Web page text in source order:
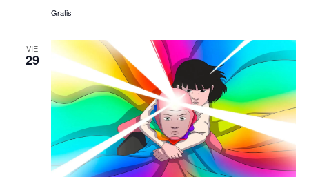
Gratis
VIE
29